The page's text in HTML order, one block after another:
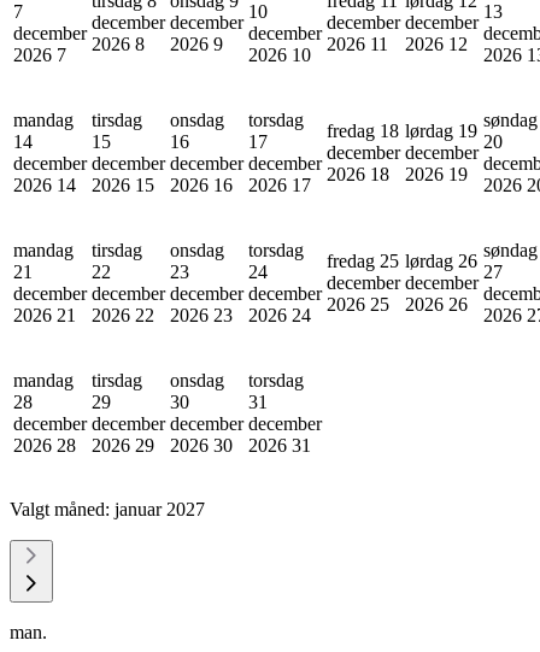
7
december
2026 7
december
2026 8
december
2026 9
10
december
2026 10
december
2026 11
december
2026 12
13
2026
mandag
14
december
2026 14
tirsdag
15
december
2026 15
onsdag
16
december
2026 16
torsdag
17
december
2026 17
fredag 18
december
2026 18
lørdag 19
december
2026 19
søndag
20
2026
mandag
21
december
2026 21
tirsdag
22
december
2026 22
onsdag
23
december
2026 23
torsdag
24
december
2026 24
fredag 25
december
2026 25
lørdag 26
december
2026 26
søndag
27
2026
mandag
28
december
2026 28
tirsdag
29
december
2026 29
onsdag
30
december
2026 30
torsdag
31
december
2026 31
Valgt måned: januar 2027
man.